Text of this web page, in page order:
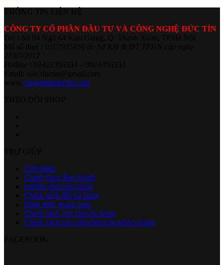
CÔNG TY CỔ PHẦN ĐẦU TƯ VÀ CÔNG NGHỆ ĐỨC TÍN
congngheductin.com
Giới thiệu
Chính Sách Bảo Hành
Hướng dẫn mua hàng
Chính sách đổi trả hàng
Hình thức thanh toán
Chính sách vận chuyển hàng
Chính sách bảo mật thông tin khách hàng